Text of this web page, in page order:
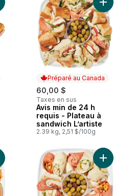
Préparé au Canada
60,00 $
Taxes en sus
Préparé au Canada
Avis min de 24 h
requis - Plateau à
sandwich L’artiste
2.39 kg, 2,51 $/100g
Ajouter
Avis min de 24 h requis - Plateau
Ajouter